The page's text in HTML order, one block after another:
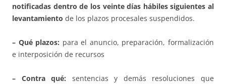
notificadas dentro de los veinte días hábiles siguientes al
levantamiento de los plazos procesales suspendidos.
– Qué plazos: para el anuncio, preparación, formalización
e interposición de recursos
– Contra qué: sentencias y demás resoluciones que